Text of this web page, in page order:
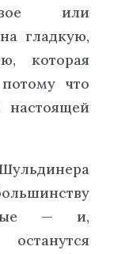
или
гладкую,
которая
что
— и,